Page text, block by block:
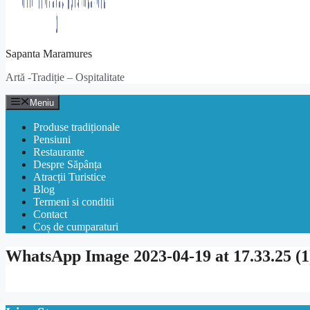
Sapanta Maramures
Artă -Tradiție – Ospitalitate
Meniu
Produse tradiționale
Pensiuni
Restaurante
Despre Săpânța
Atracții Turistice
Blog
Termeni si conditii
Contact
Coș de cumparaturi
WhatsApp Image 2023-04-19 at 17.33.25